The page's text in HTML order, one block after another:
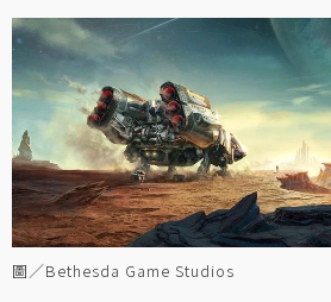
圖／Bethesda Game Studios